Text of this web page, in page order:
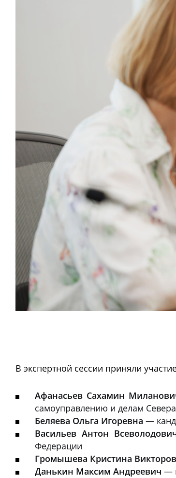
В экспертной сессии приняли
Афанасьев Сахамин
самоуправлению и делам Севера
Беляева Ольга Игоревна —
Васильев Антон
Федерации
Громышева Кристина
Данькин Максим Андреевич —